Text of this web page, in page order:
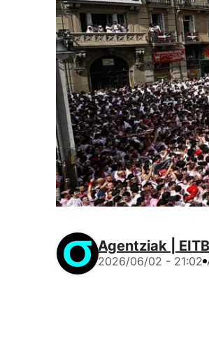
Agentziak | EITB
2026/06/02 - 21:02